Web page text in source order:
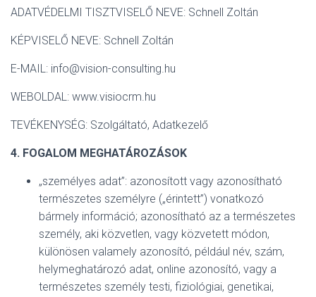
ADATVÉDELMI TISZTVISELŐ NEVE: Schnell Zoltán
KÉPVISELŐ NEVE: Schnell Zoltán
E-MAIL: info@vision-consulting.hu
WEBOLDAL: www.visiocrm.hu
TEVÉKENYSÉG: Szolgáltató, Adatkezelő
4. FOGALOM MEGHATÁROZÁSOK
„személyes adat”: azonosított vagy azonosítható
természetes személyre („érintett”) vonatkozó
bármely információ; azonosítható az a természetes
személy, aki közvetlen, vagy közvetett módon,
különösen valamely azonosító, például név, szám,
helymeghatározó adat, online azonosító, vagy a
természetes személy testi, fiziológiai, genetikai,